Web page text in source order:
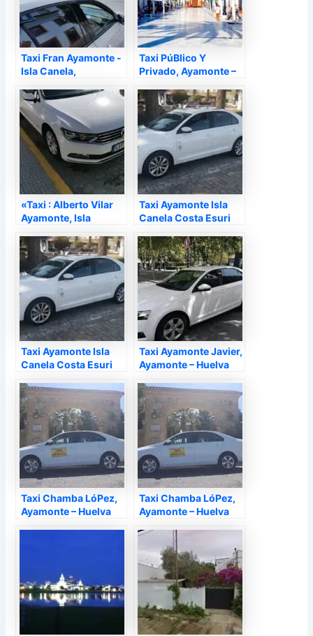
Taxi Fran Ayamonte -
Isla Canela,
Taxi PúBlico Y
Privado, Ayamonte –
«Taxi : Alberto Vilar
Ayamonte, Isla
Huelva
Taxi Ayamonte Isla
Canela Costa Esuri
Huelva
Taxi Ayamonte Isla
Canela Costa Esuri
Huelva
Taxi Ayamonte Javier,
Ayamonte – Huelva
Taxi Chamba LóPez,
Ayamonte – Huelva
Taxi Chamba LóPez,
Ayamonte – Huelva